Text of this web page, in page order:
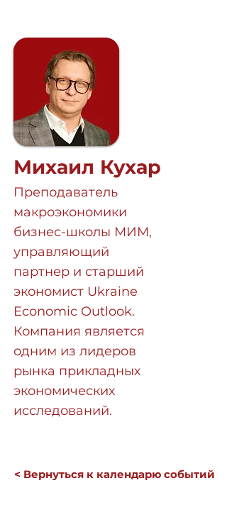
Михаил Кухар
Преподаватель
макроэкономики
бизнес-школы МИМ,
управляющий
партнер и старший
экономист Ukraine
Economic Outlook.
Компания является
одним из лидеров
рынка прикладных
экономических
исследований.
< Вернуться к календарю событий